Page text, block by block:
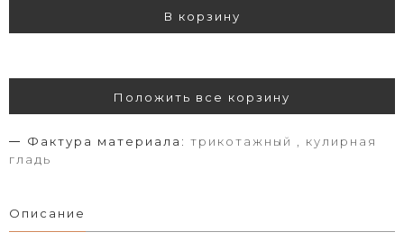
В корзину
Положить все корзину
Фактура материала: трикотажный , кулирная
гладь
Описание